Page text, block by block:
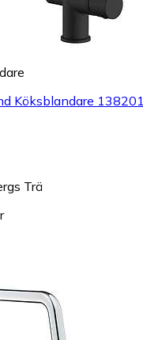
Köksblandare
Trä